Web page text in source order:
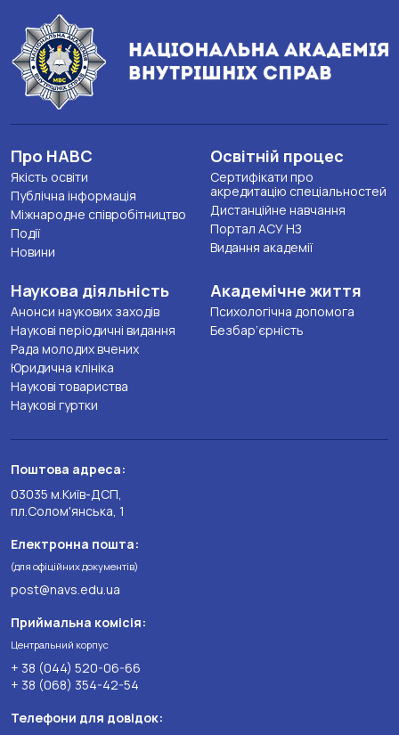
Про НАВС
Якість освіти
Публічна інформація
Міжнародне співробітництво
Події
Новини
Освітній процес
Сертифікати про
акредитацію спеціальностей
Дистанційне навчання
Портал АСУ НЗ
Видання академії
Наукова діяльність
Анонси наукових заходів
Наукові періодичні видання
Рада молодих вчених
Юридична клініка
Наукові товариства
Наукові гуртки
Академічне життя
Психологічна допомога
Безбар’єрність
Поштова адреса:
03035 м.Київ-ДСП,
пл.Солом'янська, 1
Електронна пошта:
(для офіційних документів)
post@navs.edu.ua
Приймальна комісія:
Центральний корпус
+ 38 (044) 520-06-66
+ 38 (068) 354-42-54
Телефони для довідок: